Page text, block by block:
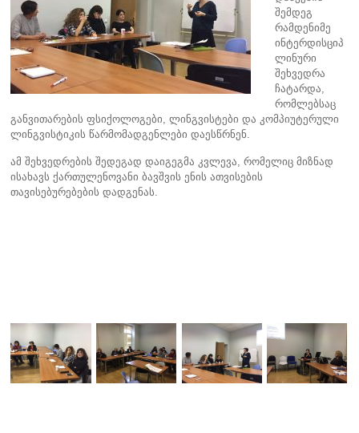
შემდეგ
რამდენიმე
ინტერდისციპ
ლინური
შეხვედრა
ჩატარდა,
რომლებსაც
განვითარების ფსიქოლოგები, ლინგვისტები და კომპიუტერული
ლინგვისტიკის წარმომადგენლები დაესწრნენ.
ამ შეხვედრების შედეგად დაიგეგმა კვლევა, რომელიც მიზნად
ისახავს ქართულენოვანი ბავშვის ენის ათვისების
თავისებურებების დადგენას.